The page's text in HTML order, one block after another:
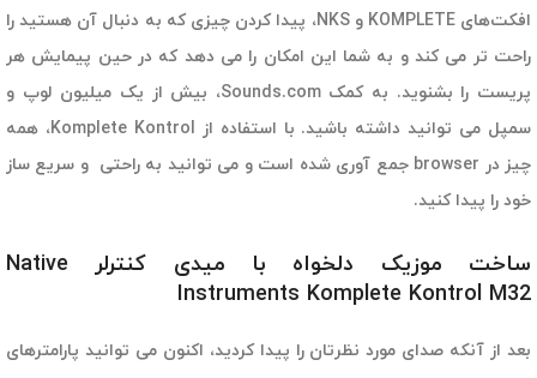
افکت‌های KOMPLETE و NKS، پیدا کردن چیزی که به دنبال آن هستید را
راحت تر می کند و به شما این امکان را می دهد که در حین پیمایش هر
پریست را بشنوید. به کمک Sounds.com، بیش از یک میلیون لوپ و
سمپل می توانید داشته باشید. با استفاده از Komplete Kontrol، همه
چیز در browser جمع آوری شده است و می توانید به راحتی و سریع ساز
خود را پیدا کنید.
ساخت موزیک دلخواه با میدی کنترلر Native
Instruments Komplete Kontrol M32
بعد از آنکه صدای مورد نظرتان را پیدا کردید،‌ اکنون می توانید پارامترهای